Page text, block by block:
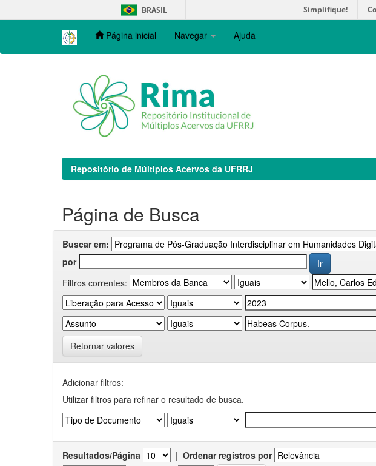
navigation
BRASIL Simplifique!
Página inicial Navegar Ajuda
Repositório de Múltiplos Acervos da UFRRJ
Página de Busca
Buscar em:
por
Filtros correntes:
Retornar valores
Adicionar filtros:
Utilizar filtros para refinar o resultado de busca.
Resultados/Página | Ordenar registros por